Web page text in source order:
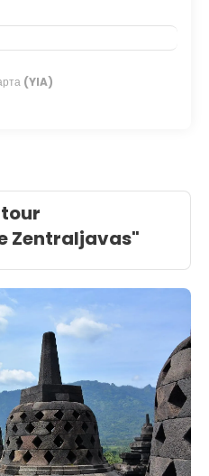
(YIA)
Zentraljavas"